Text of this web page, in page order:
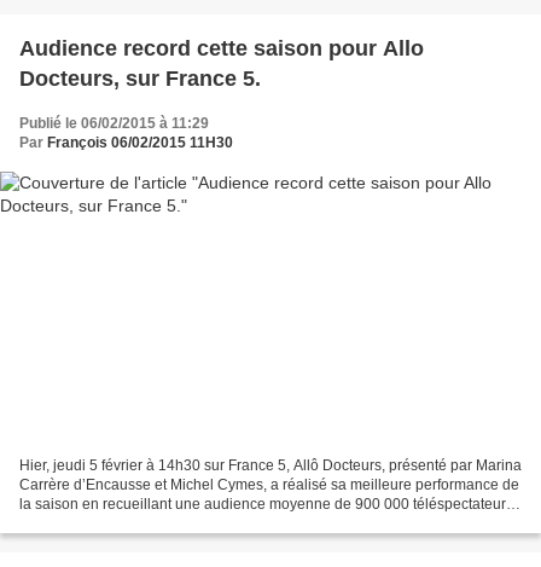
Audience record cette saison pour Allo
Docteurs, sur France 5.
Publié le 06/02/2015 à 11:29
Par François 06/02/2015 11H30
Hier, jeudi 5 février à 14h30 sur France 5, Allô Docteurs, présenté par Marina
Carrère d’Encausse et Michel Cymes, a réalisé sa meilleure performance de
la saison en recueillant une audience moyenne de 900 000 téléspectateurs